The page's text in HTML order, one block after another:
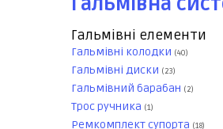
Гальмівні елементи
Гальмівні колодки (40)
Гальмівні диски (23)
Гальмівний барабан (2)
Трос ручника (1)
Ремкомплект супорта (18)